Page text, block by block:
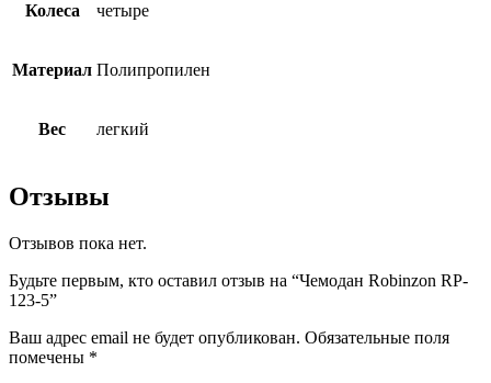
Колеса четыре
Материал Полипропилен
Вес легкий
Отзывы
Отзывов пока нет.
Будьте первым, кто оставил отзыв на “Чемодан Robinzon RP-
123-5”
Ваш адрес email не будет опубликован. Обязательные поля
помечены *